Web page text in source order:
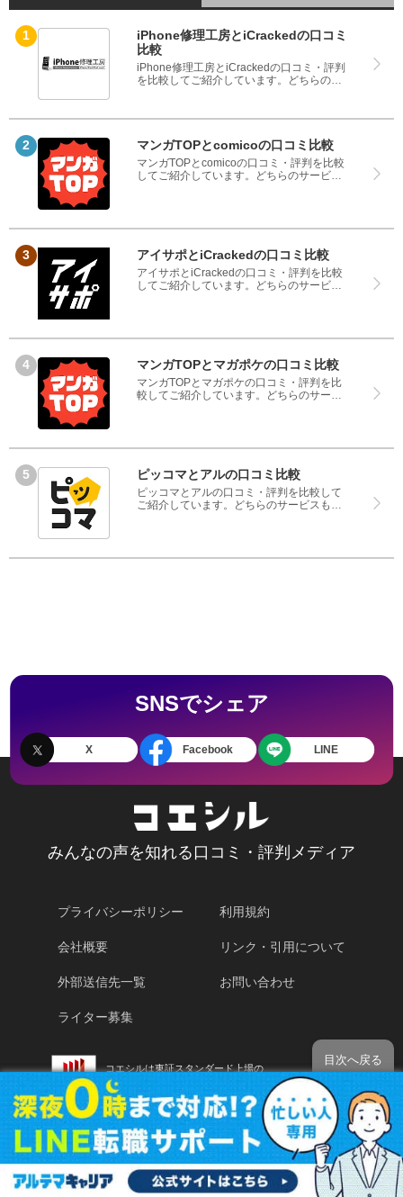
iPhone修理工房とiCrackedの口コミ
比較
iPhone修理工房とiCrackedの口コミ・評判
を比較してご紹介しています。どちらのサ
て、iPhone修理工房とiCrackedのどちらを
マンガTOPとcomicoの口コミ比較
マンガTOPとcomicoの口コミ・評判を比較
してご紹介しています。どちらのサービス
てください。
アイサポとiCrackedの口コミ比較
アイサポとiCrackedの口コミ・評判を比較
してご紹介しています。どちらのサービス
てください。
マンガTOPとマガポケの口コミ比較
マンガTOPとマガポケの口コミ・評判を比
較してご紹介しています。どちらのサービ
にしてください。
ピッコマとアルの口コミ比較
ピッコマとアルの口コミ・評判を比較して
ご紹介しています。どちらのサービスも実
い。
SNSでシェア
X Facebook LINE
みんなの声を知れる口コミ・評判メディア
プライバシーポリシー 利用規約
会社概要 リンク・引用について
外部送信先一覧 お問い合わせ
ライター募集
コエシルは東証スタンダード上場の
株式会社コレックホールディングスが運営しています。
証券コード：6578
コエシルを運営する株式会社ホールディングスは
景表法・特定商取引法に関する認定資格「KTAA」の団体認証マークを取
得しています。
目次へ戻る